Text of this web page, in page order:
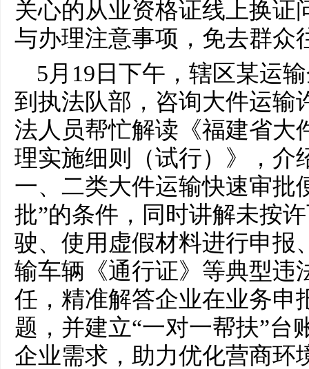
关心的从业资格证线上换证
与办理注意事项，免去群众
5月19日下午，辖区某运
到执法队部，咨询大件运输
法人员帮忙解读《福建省大
理实施细则（试行）》，介
一、二类大件运输快速审批
批”的条件，同时讲解未按
驶、使用虚假材料进行申报
输车辆《通行证》等典型违
任，精准解答企业在业务申
题，并建立“一对一帮扶”台
企业需求，助力优化营商环